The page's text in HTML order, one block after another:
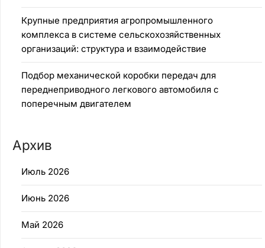
Крупные предприятия агропромышленного
комплекса в системе сельскохозяйственных
организаций: структура и взаимодействие
Подбор механической коробки передач для
переднеприводного легкового автомобиля с
поперечным двигателем
Архив
Июль 2026
Июнь 2026
Май 2026